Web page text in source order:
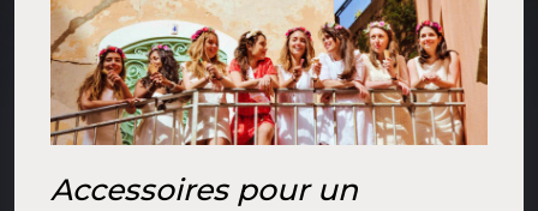
Accessoires pour un